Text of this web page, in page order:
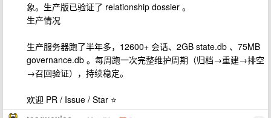
象。生产版已验证了 relationship dossier 。
生产情况
生产服务器跑了半年多，12600+ 会话、2GB state.db 、75MB
governance.db 。每周跑一次完整维护周期（归档→重建→排空
→召回验证），持续稳定。
欢迎 PR / Issue / Star ⭐